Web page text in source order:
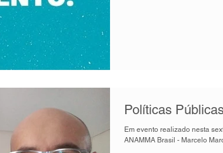
Políticas
Em evento realizado nesta
ANAMMA Brasil - Marcelo